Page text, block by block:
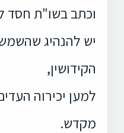
וכתב בשו"ת חסד
יש להנהיג
הקידושין,
למען יכירוה
מקדש.